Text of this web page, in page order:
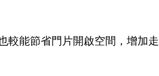
較能節省門片開啟空間，增加走